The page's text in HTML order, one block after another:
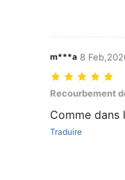
m***a 8
Recourbement
Recourbement
Comme
Traduire